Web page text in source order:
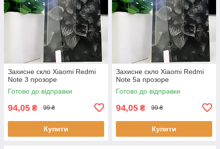
Захисне скло Xiaomi Redmi
Note 3 прозоре
Готово до відправки
94,05 ₴ 99 ₴
Купити
Захисне скло Xiaomi Redmi
Note 5a прозоре
Готово до відправки
94,05 ₴ 99 ₴
Купити